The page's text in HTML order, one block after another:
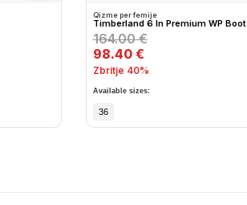
Qizme per femije
Timberland 6 In Premium WP Boot
164.00 €
98.40 €
Zbritje 40%
Available sizes:
36